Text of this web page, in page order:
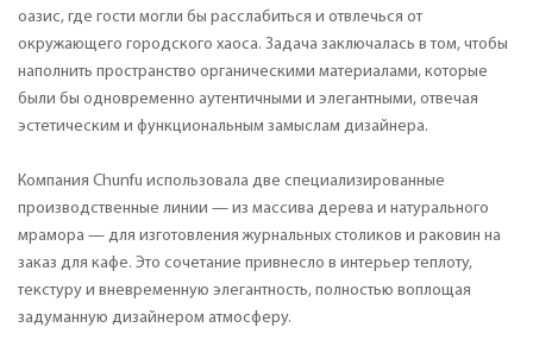
оазис, где гости могли бы расслабиться и отвлечься от
окружающего городского хаоса. Задача заключалась в том, чтобы
наполнить пространство органическими материалами, которые
были бы одновременно аутентичными и элегантными, отвечая
эстетическим и функциональным замыслам дизайнера.
Компания Chunfu использовала две специализированные
производственные линии — из массива дерева и натурального
мрамора — для изготовления журнальных столиков и раковин на
заказ для кафе. Это сочетание привнесло в интерьер теплоту,
текстуру и вневременную элегантность, полностью воплощая
задуманную дизайнером атмосферу.